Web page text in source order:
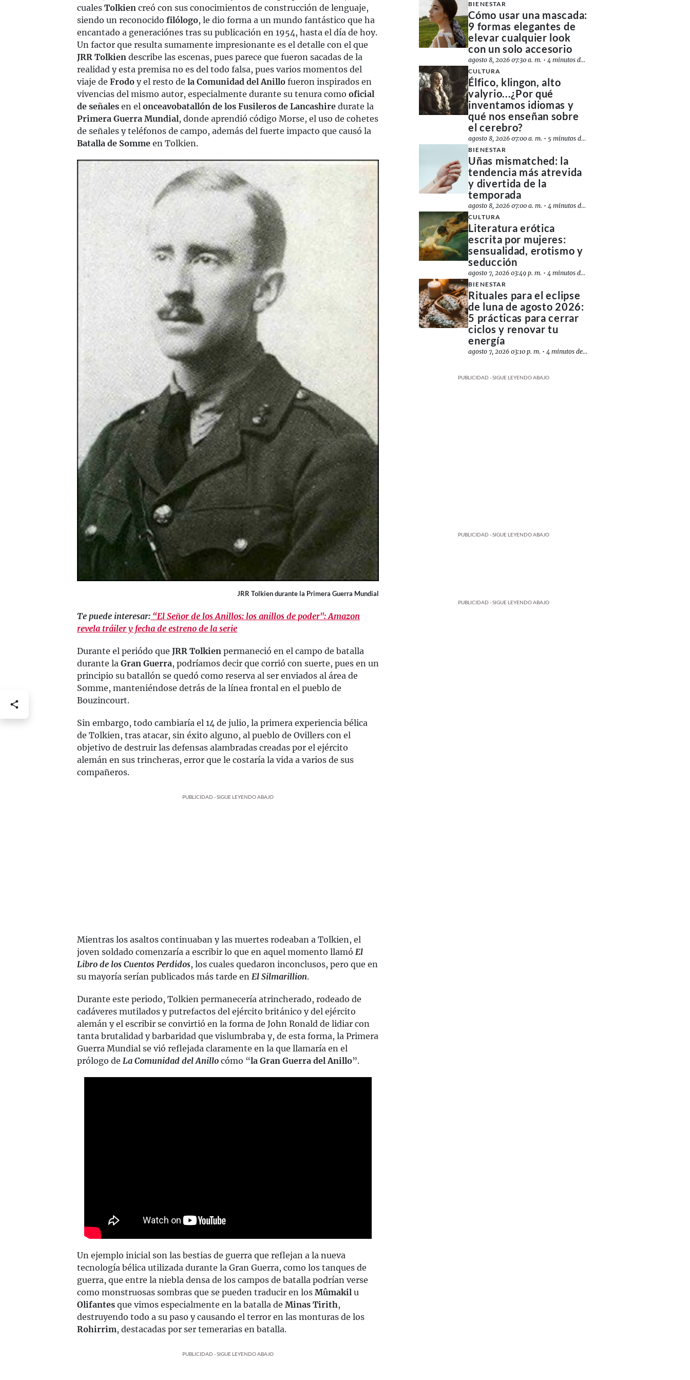
cuales Tolkien creó con sus conocimientos de construcción de lenguaje,
siendo un reconocido filólogo, le dio forma a un mundo fantástico que ha
encantado a generaciónes tras su publicación en 1954, hasta el día de hoy.
Un factor que resulta sumamente impresionante es el detalle con el que
JRR Tolkien describe las escenas, pues parece que fueron sacadas de la
realidad y esta premisa no es del todo falsa, pues varios momentos del
viaje de Frodo y el resto de la Comunidad del Anillo fueron inspirados en
vivencias del mismo autor, especialmente durante su tenura como oficial
de señales en el onceavobatallón de los Fusileros de Lancashire durate la
Primera Guerra Mundial, donde aprendió código Morse, el uso de cohetes
de señales y teléfonos de campo, además del fuerte impacto que causó la
Batalla de Somme en Tolkien.
JRR Tolkien durante la Primera Guerra Mundial
Te puede interesar: “El Señor de los Anillos: los anillos de poder": Amazon
revela tráiler y fecha de estreno de la serie
Durante el periódo que JRR Tolkien permaneció en el campo de batalla
durante la Gran Guerra, podríamos decir que corrió con suerte, pues en un
principio su batallón se quedó como reserva al ser enviados al área de
Somme, manteniéndose detrás de la línea frontal en el pueblo de
Bouzincourt.
Sin embargo, todo cambiaría el 14 de julio, la primera experiencia bélica
de Tolkien, tras atacar, sin éxito alguno, al pueblo de Ovillers con el
objetivo de destruir las defensas alambradas creadas por el ejército
alemán en sus trincheras, error que le costaría la vida a varios de sus
compañeros.
PUBLICIDAD - SIGUE LEYENDO ABAJO
Mientras los asaltos continuaban y las muertes rodeaban a Tolkien, el
joven soldado comenzaría a escribir lo que en aquel momento llamó El
Libro de los Cuentos Perdidos, los cuales quedaron inconclusos, pero que en
su mayoría serían publicados más tarde en El Silmarillion.
Durante este periodo, Tolkien permanecería atrincherado, rodeado de
cadáveres mutilados y putrefactos del ejército británico y del ejército
alemán y el escribir se convirtió en la forma de John Ronald de lidiar con
tanta brutalidad y barbaridad que vislumbraba y, de esta forma, la Primera
Guerra Mundial se vió reflejada claramente en la que llamaría en el
prólogo de La Comunidad del Anillo cómo “la Gran Guerra del Anillo”.
Un ejemplo inicial son las bestias de guerra que reflejan a la nueva
tecnología bélica utilizada durante la Gran Guerra, como los tanques de
guerra, que entre la niebla densa de los campos de batalla podrían verse
como monstruosas sombras que se pueden traducir en los Mûmakil u
Olifantes que vimos especialmente en la batalla de Minas Tirith,
destruyendo todo a su paso y causando el terror en las monturas de los
Rohirrim, destacadas por ser temerarias en batalla.
PUBLICIDAD - SIGUE LEYENDO ABAJO
BIENESTAR
Cómo usar una mascada:
9 formas elegantes de
elevar cualquier look
con un solo accesorio
agosto 8, 2026 07:30 a. m. •4 minutos de lectura
CULTURA
Élfico, klingon, alto
valyrio...¿Por qué
inventamos idiomas y
qué nos enseñan sobre
el cerebro?
agosto 8, 2026 07:00 a. m. • 5 minutos de lectura
BIENESTAR
Uñas mismatched: la
tendencia más atrevida
y divertida de la
temporada
agosto 8, 2026 07:00 a. m. •4 minutos de lectura
CULTURA
Literatura erótica
escrita por mujeres:
sensualidad, erotismo y
seducción
agosto 7, 2026 03:49 p. m. •4 minutos de lectura
BIENESTAR
Rituales para el eclipse
de luna de agosto 2026:
5 prácticas para cerrar
ciclos y renovar tu
energía
agosto 7, 2026 03:10 p. m. •4 minutos de lectura
PUBLICIDAD - SIGUE LEYENDO ABAJO
PUBLICIDAD - SIGUE LEYENDO ABAJO
PUBLICIDAD - SIGUE LEYENDO ABAJO